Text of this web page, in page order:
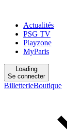
Actualités
PSG TV
Playzone
MyParis
Loading
Se connecter
BilletterieBoutique